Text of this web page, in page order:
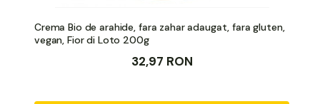
Crema Bio de arahide, fara zahar adaugat, fara gluten,
vegan, Fior di Loto 200g
32,97 RON